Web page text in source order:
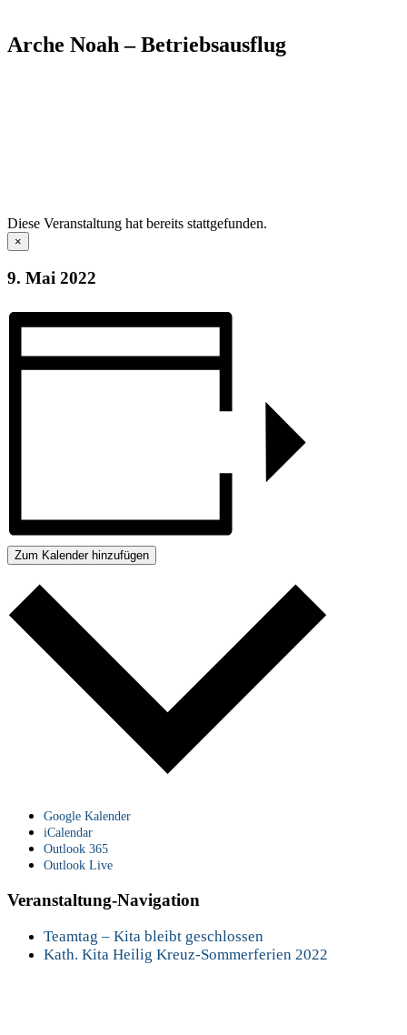
Arche Noah – Betriebsausflug
Diese Veranstaltung hat bereits stattgefunden.
×
9. Mai 2022
Zum Kalender hinzufügen
Google Kalender
iCalendar
Outlook 365
Outlook Live
Veranstaltung-Navigation
Teamtag – Kita bleibt geschlossen
Kath. Kita Heilig Kreuz-Sommerferien 2022